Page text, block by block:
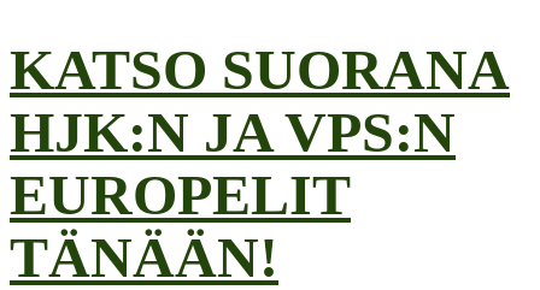
KATSO SUORANA
HJK:N JA VPS:N
EUROPELIT
TÄNÄÄN!